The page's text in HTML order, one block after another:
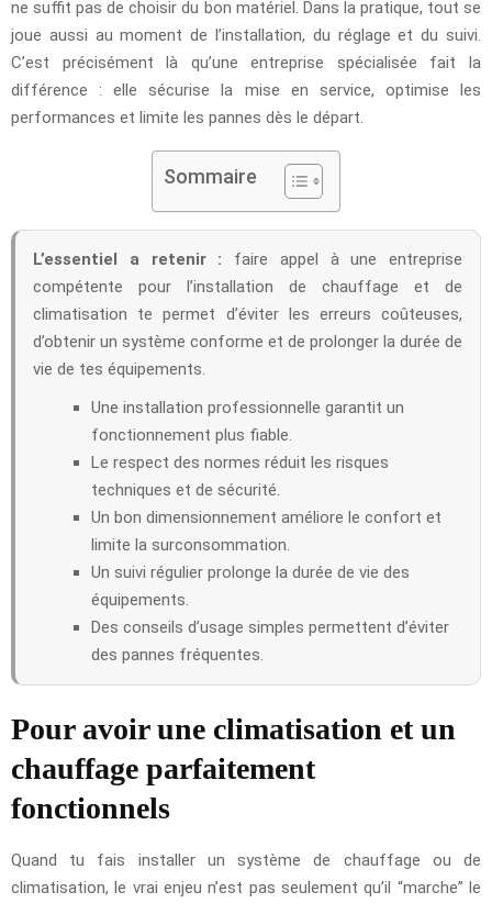
ne suffit pas de choisir du bon matériel. Dans la pratique, tout se
joue aussi au moment de l’installation, du réglage et du suivi.
C’est précisément là qu’une entreprise spécialisée fait la
différence : elle sécurise la mise en service, optimise les
performances et limite les pannes dès le départ.
Sommaire
L’essentiel a retenir : faire appel à une entreprise
compétente pour l’installation de chauffage et de
climatisation te permet d’éviter les erreurs coûteuses,
d’obtenir un système conforme et de prolonger la durée de
vie de tes équipements.
Une installation professionnelle garantit un
fonctionnement plus fiable.
Le respect des normes réduit les risques
techniques et de sécurité.
Un bon dimensionnement améliore le confort et
limite la surconsommation.
Un suivi régulier prolonge la durée de vie des
équipements.
Des conseils d’usage simples permettent d’éviter
des pannes fréquentes.
Pour avoir une climatisation et un
chauffage parfaitement
fonctionnels
Quand tu fais installer un système de chauffage ou de
climatisation, le vrai enjeu n’est pas seulement qu’il “marche” le